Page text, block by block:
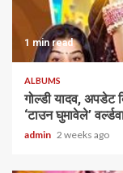
1 min read
ALBUMS
गोल्डी यादव, अपडेट
‘टाउन घुमावेले’
admin 2 weeks ago